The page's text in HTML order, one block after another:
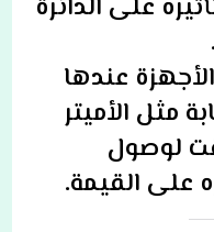
على الدائرة
عندها
مثل الأميتر
لوصول
على القيمة.